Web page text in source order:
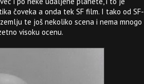
čoveka a onda tek SF film. I tako od SF-
te još nekoliko scena i nema mnogo
visoku ocenu.